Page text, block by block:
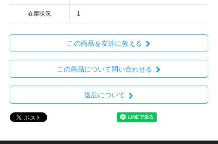
在庫状況 1
この商品を友達に教える
この商品について問い合わせる
返品について